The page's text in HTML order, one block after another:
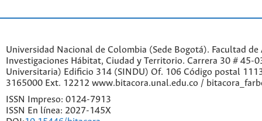
Universidad Nacional de Colombia (Sede Bogotá). Facultad
Investigaciones Hábitat, Ciudad y Territorio. Carrera 30 # 45-
Universitaria) Edificio 314 (SINDU) Of. 106 Código postal
3165000 Ext. 12212 www.bitacora.unal.edu.co /
ISSN Impreso: 0124-7913
ISSN En línea: 2027-145X